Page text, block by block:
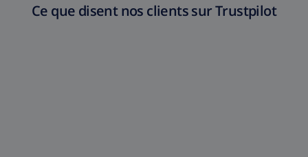
Ce que disent nos clients sur Trustpilot